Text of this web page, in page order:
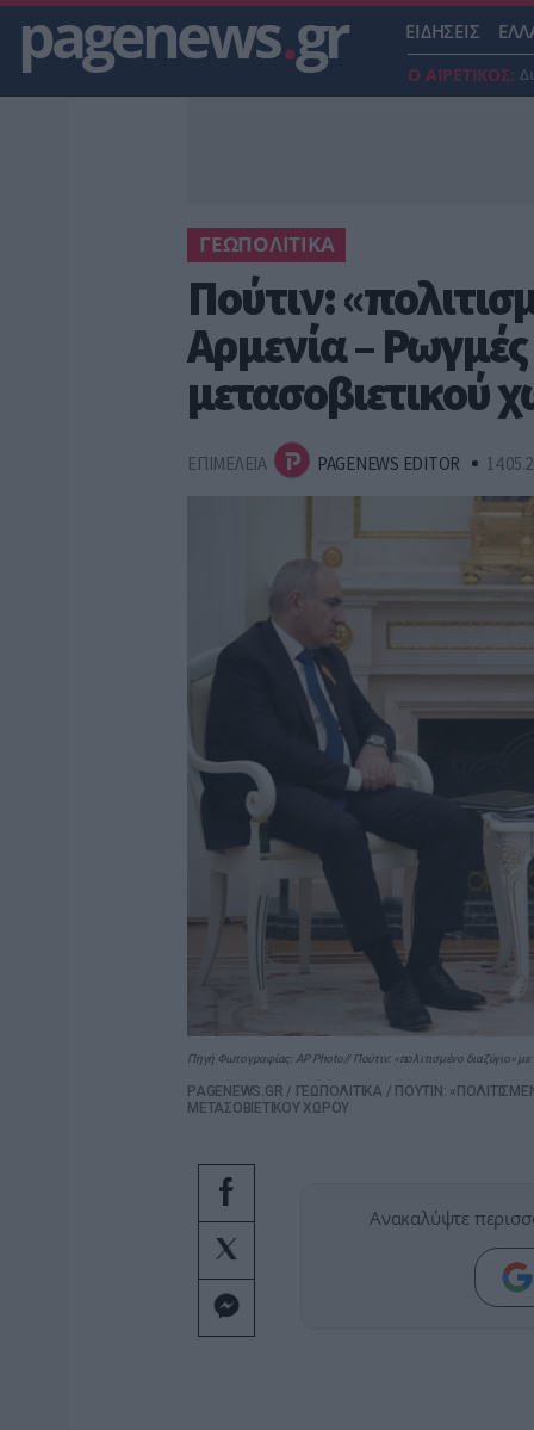
pagenews.gr ΕΙΔΗΣΕΙΣ
Ο ΑΙΡΕΤΙΚΟΣ:
ΓΕΩΠΟΛΙΤΙΚΑ
Πούτιν:
Αρμενία –
μετασοβιετικού
ΕΠΙΜΕΛΕΙΑ PAGENEWS EDITOR
Πηγή Φωτογραφίας: AP Photo// Πούτιν: «πολιτισμένο διαζύγιο»
PAGENEWS.GR / ΓΕΩΠΟΛΙΤΙΚΑ / ΠΟΥΤΙΝ:
ΜΕΤΑΣΟΒΙΕΤΙΚΟΥ ΧΩΡΟΥ
Ανακαλύψτε